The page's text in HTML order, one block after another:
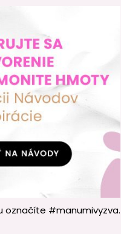
označíte #manumivyzva.